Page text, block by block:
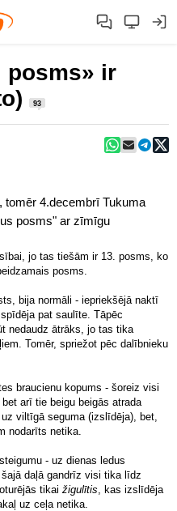
posms» ir
93
tomēr 4.decembrī Tukuma
posms" ar zīmīgu
jo tas tiešām ir 13. posms, ko
posms.
bija normāli - iepriekšējā naktī
pat saulīte. Tāpēc
nedaudz ātrāks, jo tas tika
Tomēr, spriežot pēc dalībnieku
braucienu kopums - šoreiz visi
arī tie beigu beigās atrada
uz viltīgā seguma (izslīdēja), bet,
nodarīts netika.
- uz dienas ledus
daļā gandrīz visi tika līdz
tikai žigulītis, kas izslīdēja
uz ceļa netika.